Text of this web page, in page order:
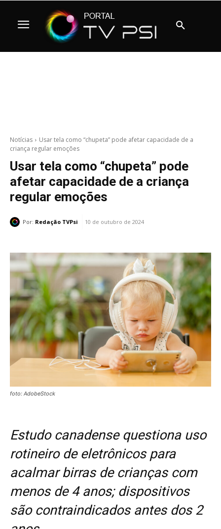
Notícias
Usar tela como “chupeta” pode afetar capacidade de a
criança regular emoções
Usar tela como “chupeta” pode
afetar capacidade de a criança
regular emoções
Por: Redação TVPsi 10 de outubro de 2024
foto: AdobeStock
Estudo canadense questiona uso
rotineiro de eletrônicos para
acalmar birras de crianças com
menos de 4 anos; dispositivos
são contraindicados antes dos 2